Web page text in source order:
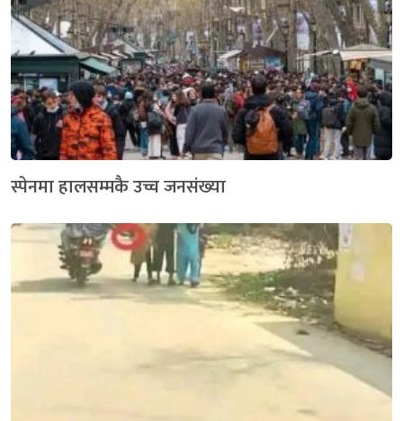
स्पेनमा हालसम्मकै उच्च जनसंख्या